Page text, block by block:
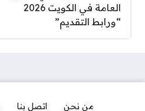
العامة في الكويت 2026
“ورابط التقديم”
من نحن اتصل بنا